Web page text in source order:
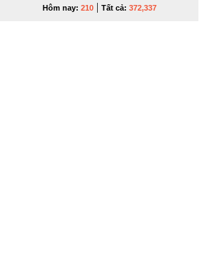
Hôm nay: 210| Tất cả: 372,337